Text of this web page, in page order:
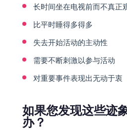
长时间坐在电视前而不真正
比平时睡得多得多
失去开始活动的主动性
需要不断刺激以参与活动
对重要事件表现出无动于衷
如果您发现这些迹
办？